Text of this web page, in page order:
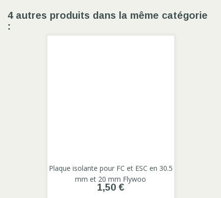
4 autres produits dans la même catégorie
:
Plaque isolante pour FC et ESC en 30.5
mm et 20 mm Flywoo
1,50 €